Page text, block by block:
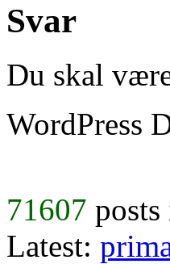
Svar
Du skal
WordPress
71607 posts
Latest: